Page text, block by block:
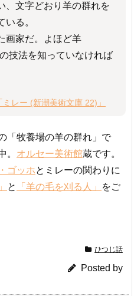
、文字どおり羊の群れを
る。
画家だ。よほど羊
技法を知っていなければ
「ミレー (新潮美術文庫 22)」
「牧養場の羊の群れ」で
。 オルセー美術館蔵です。
ゴッホとミレーの関わりに
と 「羊の毛を刈る人」
をご
ひつじ話
Posted by